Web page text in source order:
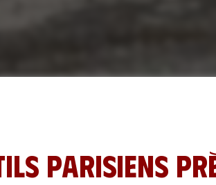
parisiens